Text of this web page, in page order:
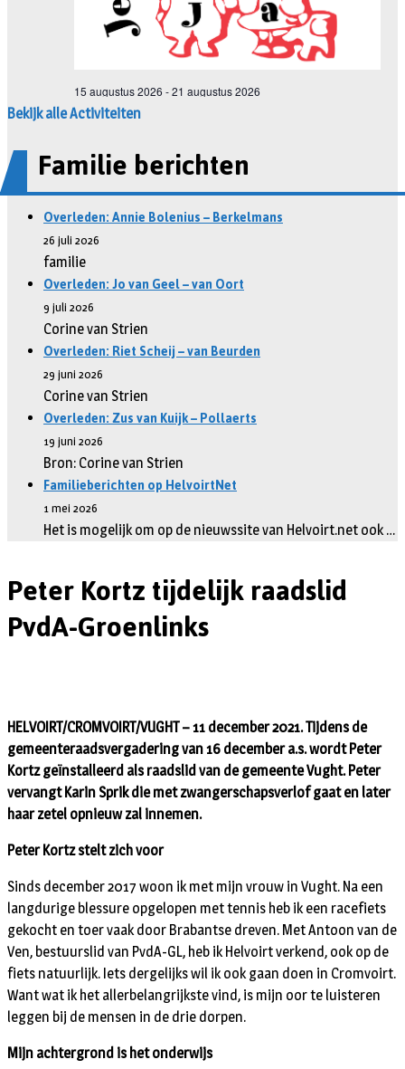
Bekijk alle Activiteiten
Familie berichten
Overleden: Annie Bolenius – Berkelmans
26 juli 2026
familie
Overleden: Jo van Geel – van Oort
9 juli 2026
Corine van Strien
Overleden: Riet Scheij – van Beurden
29 juni 2026
Corine van Strien
Overleden: Zus van Kuijk – Pollaerts
19 juni 2026
Bron: Corine van Strien
Familieberichten op HelvoirtNet
1 mei 2026
Het is mogelijk om op de nieuwssite van Helvoirt.net ook …
Peter Kortz tijdelijk raadslid
PvdA-Groenlinks
HELVOIRT/CROMVOIRT/VUGHT – 11 december 2021. Tijdens de
gemeenteraadsvergadering van 16 december a.s. wordt Peter
Kortz geïnstalleerd als raadslid van de gemeente Vught. Peter
vervangt Karin Sprik die met zwangerschapsverlof gaat en later
haar zetel opnieuw zal innemen.
Peter Kortz stelt zich voor
Sinds december 2017 woon ik met mijn vrouw in Vught. Na een
langdurige blessure opgelopen met tennis heb ik een racefiets
gekocht en toer vaak door Brabantse dreven. Met Antoon van de
Ven, bestuurslid van PvdA-GL, heb ik Helvoirt verkend, ook op de
fiets natuurlijk. Iets dergelijks wil ik ook gaan doen in Cromvoirt.
Want wat ik het allerbelangrijkste vind, is mijn oor te luisteren
leggen bij de mensen in de drie dorpen.
Mijn achtergrond is het onderwijs